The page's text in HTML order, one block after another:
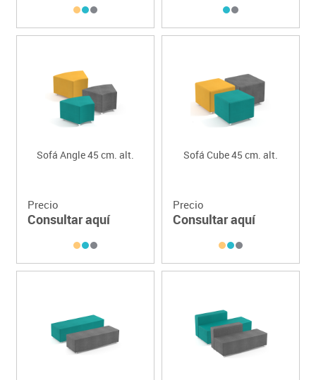
Sofá Angle 45 cm. alt.
Precio
Consultar aquí
Sofá Cube 45 cm. alt.
Precio
Consultar aquí